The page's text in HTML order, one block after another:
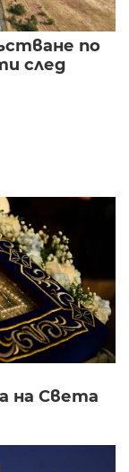
по
след
на Света